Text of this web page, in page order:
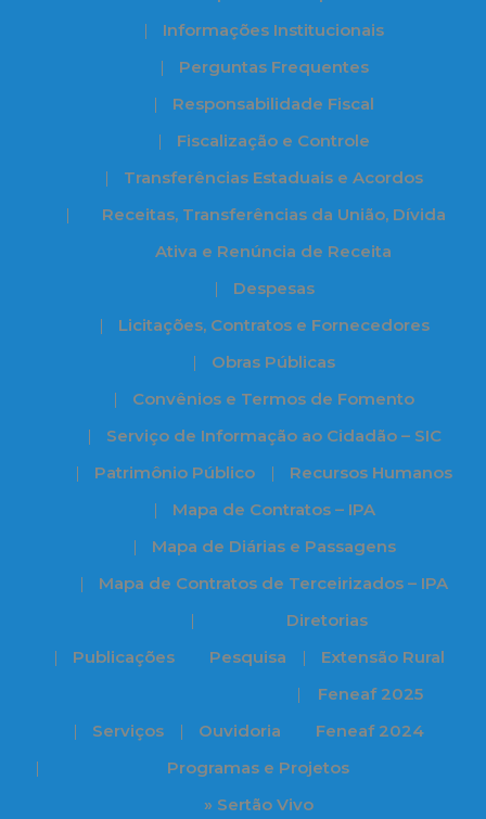
Informações Institucionais
Perguntas Frequentes
Responsabilidade Fiscal
Fiscalização e Controle
Transferências Estaduais e Acordos
Receitas, Transferências da União, Dívida
Ativa e Renúncia de Receita
Despesas
Licitações, Contratos e Fornecedores
Obras Públicas
Convênios e Termos de Fomento
Serviço de Informação ao Cidadão – SIC
Patrimônio Público
Recursos Humanos
Mapa de Contratos – IPA
Mapa de Diárias e Passagens
Mapa de Contratos de Terceirizados – IPA
Publicações
Diretorias
Pesquisa
Extensão Rural
Serviços Ouvidoria
Feneaf 2025
Feneaf 2024
Programas e Projetos
» Sertão Vivo